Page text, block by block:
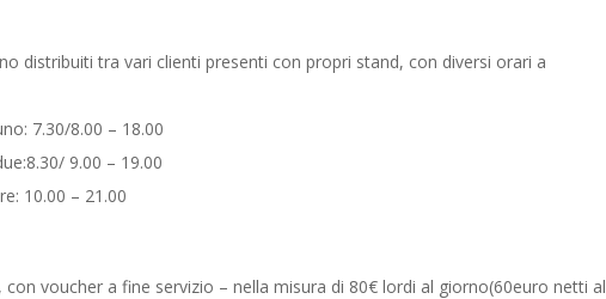
distribuiti tra vari clienti presenti con propri stand, con diversi orari a
7.30/8.00 – 18.00
9.00 – 19.00
10.00 – 21.00
voucher a fine servizio – nella misura di 80€ lordi al giorno(60euro netti al